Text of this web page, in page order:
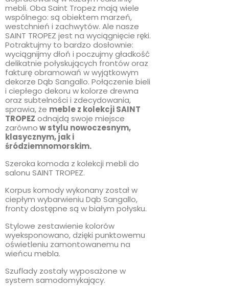
mebli. Oba Saint Tropez mają wiele
wspólnego: są obiektem marzeń,
westchnień i zachwytów. Ale nasze
SAINT TROPEZ jest na wyciągnięcie ręki.
Potraktujmy to bardzo dosłownie:
wyciągnijmy dłoń i poczujmy gładkość
delikatnie połyskujących frontów oraz
fakturę obramowań w wyjątkowym
dekorze Dąb Sangallo. Połączenie bieli
i ciepłego dekoru w kolorze drewna
oraz subtelności i zdecydowania,
sprawia, że meble z kolekcji SAINT
TROPEZ odnajdą swoje miejsce
zarównow stylu nowoczesnym,
klasycznym, jak i
śródziemnomorskim.
Szeroka komoda z kolekcji mebli do
salonu SAINT TROPEZ.
Korpus komody wykonany został w
ciepłym wybarwieniu Dąb Sangallo,
fronty dostępne są w białym połysku.
Stylowe zestawienie kolorów
wyeksponowano, dzięki punktowemu
oświetleniu zamontowanemu na
wieńcu mebla.
Szuflady zostały wyposażone w
system samodomykający.